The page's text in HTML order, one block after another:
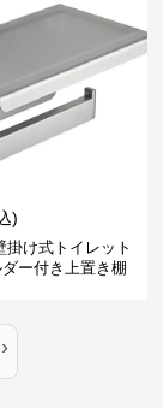
)
掛け式トイレット
ー付き上置き棚
›